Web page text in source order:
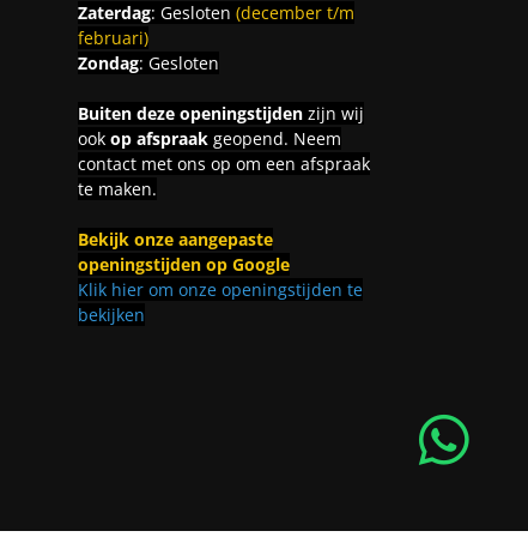
Zaterdag: Gesloten (december t/m
februari)
Zondag: Gesloten
Buiten deze openingstijdenzijn wij
ook op afspraakgeopend. Neem
contact met ons op om een afspraak
te maken.
Bekijk onze aangepaste
openingstijden op Google
Klik hier om onze openingstijden te
bekijken